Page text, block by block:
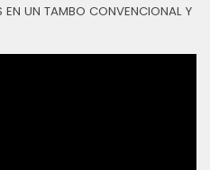
EN UN TAMBO CONVENCIONAL Y